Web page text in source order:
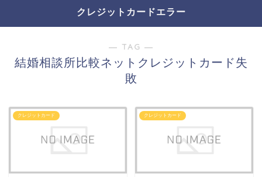
クレジットカードエラー
― TAG ―
結婚相談所比較ネットクレジットカード失
敗
クレジットカード クレジットカード